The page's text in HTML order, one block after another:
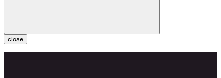
close